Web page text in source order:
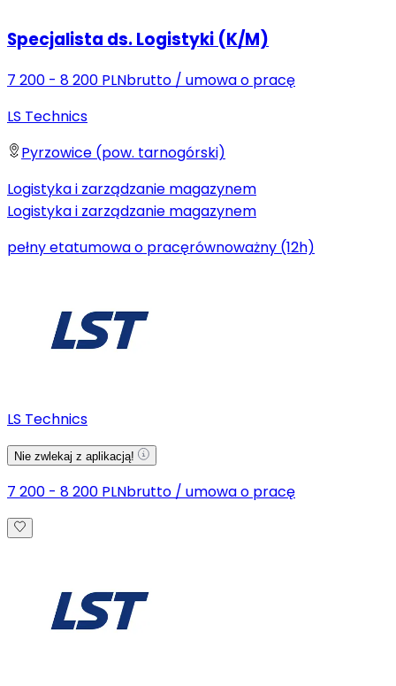
Specjalista ds. Logistyki (K/M)
7 200 - 8 200 PLNbrutto / umowa o pracę
LS Technics
Pyrzowice (pow. tarnogórski)
Logistyka i zarządzanie magazynem
Logistyka i zarządzanie magazynem
pełny etatumowa o pracęrównoważny (12h)
LS Technics
Nie zwlekaj z aplikacją!
7 200 - 8 200 PLNbrutto / umowa o pracę